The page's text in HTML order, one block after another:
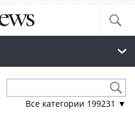
Все категории 199231 ▼